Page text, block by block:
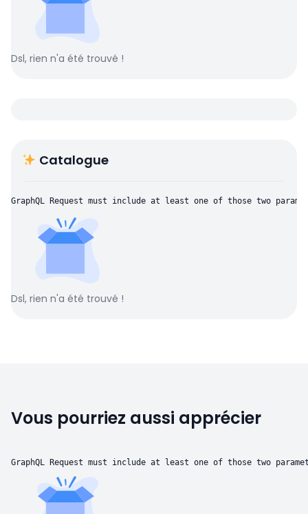
Dsl, rien n'a été trouvé !
Catalogue
GraphQL Request must include at least one of those two
Dsl, rien n'a été trouvé !
Vous pourriez aussi apprécier
GraphQL Request must include at least one of those two